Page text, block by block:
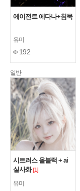
에이전트 에다나+침묵
유미
192
일반
시트러스 올블랙 + ai
실사화 [1]
유미